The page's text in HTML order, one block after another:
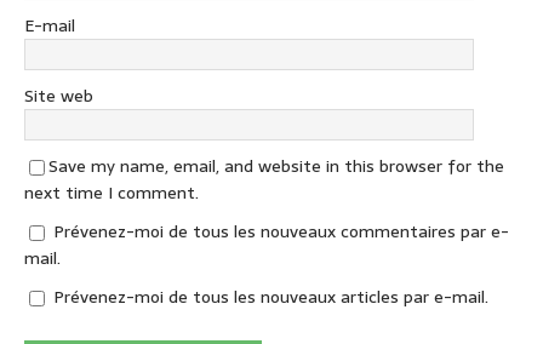
E-mail
Site web
Save my name, email, and website in this browser for the
next time I comment.
Prévenez-moi de tous les nouveaux commentaires par e-
mail.
Prévenez-moi de tous les nouveaux articles par e-mail.